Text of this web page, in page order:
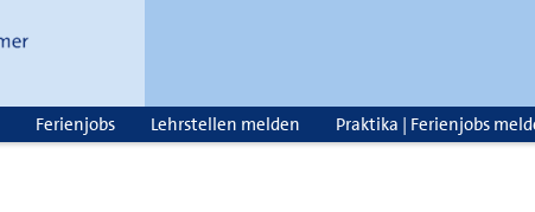
Ferienjobs Lehrstellen melden Praktika | Ferienjobs